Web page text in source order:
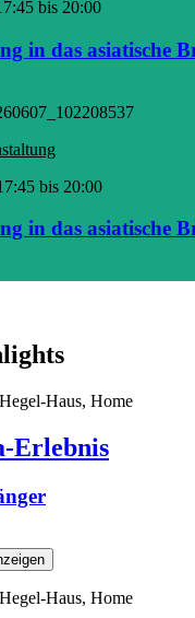
bis 20:00
in das asiatische
bis 20:00
in das asiatische
Erlebnis